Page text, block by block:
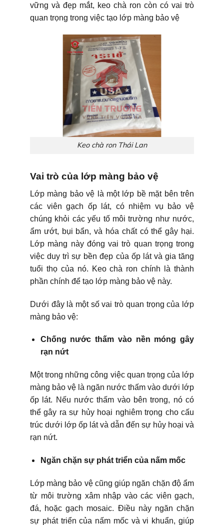
vững và đẹp mắt, keo chà ron còn có vai trò
quan trọng trong việc tạo lớp màng bảo vệ
Keo chà ron Thái Lan
Vai trò của lớp màng bảo vệ
Lớp màng bảo vệ là một lớp bề mặt bên trên
các viên gạch ốp lát, có nhiệm vụ bảo vệ
chúng khỏi các yếu tố môi trường như nước,
ẩm ướt, bụi bẩn, và hóa chất có thể gây hại.
Lớp màng này đóng vai trò quan trọng trong
việc duy trì sự bền đẹp của ốp lát và gia tăng
tuổi thọ của nó. Keo chà ron chính là thành
phần chính để tạo lớp màng bảo vệ này.
Dưới đây là một số vai trò quan trọng của lớp
màng bảo vệ:
Chống nước thấm vào nền móng gây
rạn nứt
Một trong những công việc quan trọng của lớp
màng bảo vệ là ngăn nước thấm vào dưới lớp
ốp lát. Nếu nước thấm vào bên trong, nó có
thể gây ra sự hủy hoại nghiêm trọng cho cấu
trúc dưới lớp ốp lát và dẫn đến sự hủy hoại và
rạn nứt.
Ngăn chặn sự phát triển của nấm mốc
Lớp màng bảo vệ cũng giúp ngăn chặn độ ẩm
từ môi trường xâm nhập vào các viên gạch,
đá, hoặc gạch mosaic. Điều này ngăn chặn
sự phát triển của nấm mốc và vi khuẩn, giúp